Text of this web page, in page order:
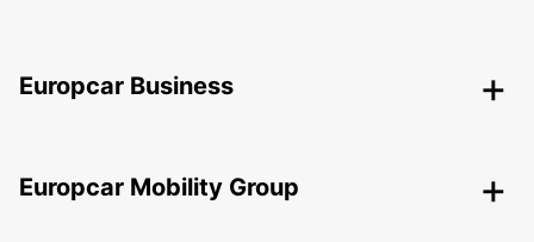
Europcar Business
Europcar Mobility Group